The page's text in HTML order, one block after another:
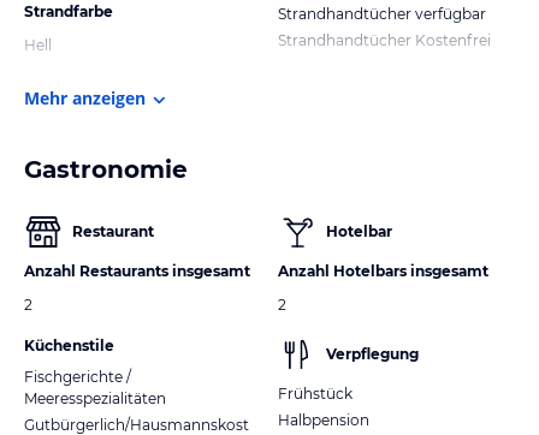
Strandfarbe
Hell
Strandhandtücher verfügbar
Strandhandtücher Kostenfrei
Mehr anzeigen
Gastronomie
Restaurant
Anzahl Restaurants insgesamt
2
Küchenstile
Fischgerichte /
Meeresspezialitäten
Gutbürgerlich/Hausmannskost
Hotelbar
Anzahl Hotelbars insgesamt
2
Verpflegung
Frühstück
Halbpension